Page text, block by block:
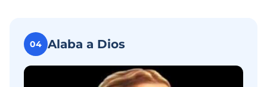
04 Alaba a Dios